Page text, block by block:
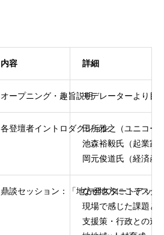
内容 詳細
オープニング・趣旨説明モデレーターより目
各登壇者イントロダクション田所雅之（ユニコー
池森裕毅氏（起業家/
岡元俊道氏（経済産
鼎談セッション：「地方発スタートアップ
なぜ地方にこそスタ
現場で感じた課題と
支援策・行政との連